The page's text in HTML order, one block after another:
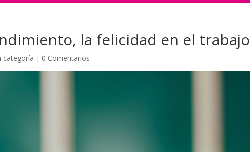
la felicidad en el trabajo
categoría | 0 Comentarios